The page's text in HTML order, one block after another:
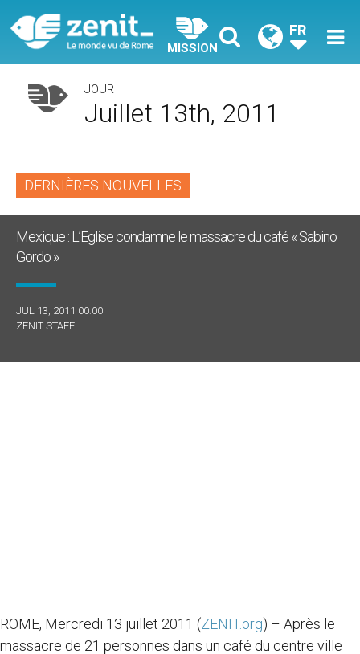
MISSION
FR
JOUR
Juillet 13th, 2011
DERNIÈRES NOUVELLES
Mexique : L’Eglise condamne le massacre du café « Sabino
Gordo »
JUL 13, 2011 00:00
ZENIT STAFF
ROME, Mercredi 13 juillet 2011 (ZENIT.org) – Après le
massacre de 21 personnes dans un café du centre ville